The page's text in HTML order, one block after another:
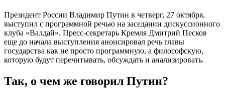
Президент России Владимир Путин в четверг, 27 октября,
выступил с программной речью на заседании дискуссионного
клуба «Валдай». Пресс-секретарь Кремля Дмитрий Песков
еще до начала выступления анонсировал речь главы
государства как не просто программную, а философскую,
которую будут перечитывать, обсуждать и анализировать.
Так, о чем же говорил Путин?